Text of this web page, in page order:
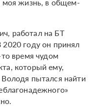
работал на БТ
году он принял
то время чудом
который ему,
пытался найти